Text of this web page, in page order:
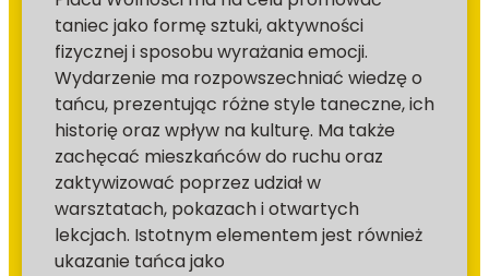
taniec jako formę sztuki, aktywności
fizycznej i sposobu wyrażania emocji.
Wydarzenie ma rozpowszechniać wiedzę o
tańcu, prezentując różne style taneczne, ich
historię oraz wpływ na kulturę. Ma także
zachęcać mieszkańców do ruchu oraz
zaktywizować poprzez udział w
warsztatach, pokazach i otwartych
lekcjach. Istotnym elementem jest również
ukazanie tańca jako